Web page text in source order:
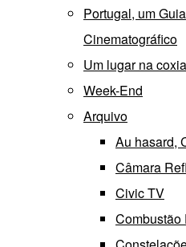
Portugal, um Guia
Cinematográfico
Um lugar na coxia
Week-End
Arquivo
Au hasard,
Câmara
Civic TV
Combustão